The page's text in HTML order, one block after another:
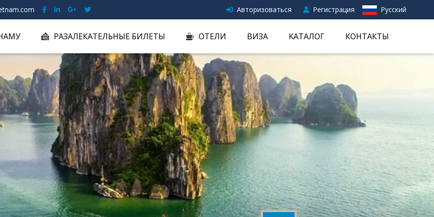
Авторизоваться Регистрация Русский
РАЗАЛЕКАТЕЛЬНЫЕ БИЛЕТЫ ОТЕЛИ ВИЗА KАТАЛОГ КОНТАКТЫ